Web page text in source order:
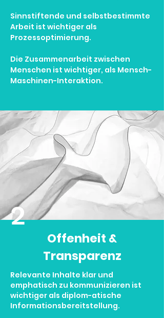
Sinnstiftende und selbstbestimmte
Arbeit ist wichtiger als
Prozessoptimierung.
Die Zusammenarbeit zwischen
Menschen ist wichtiger, als Mensch-
Maschinen-Interaktion.
Offenheit &
Transparenz
Relevante Inhalte klar und
emphatisch zu kommunizieren ist
wichtiger als diplom-atische
Informationsbereitstellung.
2